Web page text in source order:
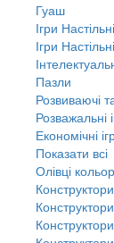
Гуаш
Ігри
Ігри
Пазли
Розвиваючі
Розважальні
Економічні
Показати всі
Олівці
Конструктори
Конструктори